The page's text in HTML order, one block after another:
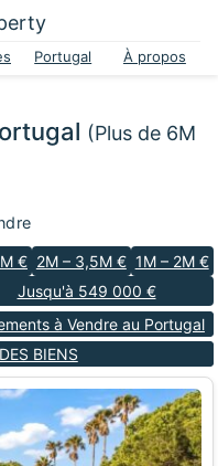
Portugal À propos
(Plus de 6M
€ 2M – 3,5M € 1M – 2M €
Jusqu'à 549 000 €
à Vendre au Portugal
BIENS